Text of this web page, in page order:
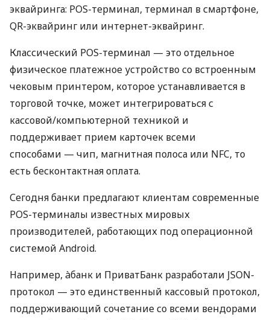
эквайринга: POS-терминал, терминал в смартфоне,
QR-эквайринг или интернет-эквайринг.
Классический POS-терминал — это отдельное
физическое платежное устройство со встроенным
чековым принтером, которое устанавливается в
торговой точке, может интегрироваться с
кассовой/компьютерной техникой и
поддерживает прием карточек всеми
способами — чип, магнитная полоса или NFC, то
есть бесконтактная оплата.
Сегодня банки предлагают клиентам современные
POS-терминалы известных мировых
производителей, работающих под операционной
системой Android.
Например, àбанк и ПриватБанк разработали JSON-
протокол — это единственный кассовый протокол,
поддерживающий сочетание со всеми вендорами